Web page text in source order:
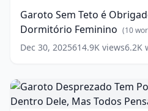
Obrigado
Morar
Em
Um
Feminino
words)
Garoto Sem Teto é
Dormitório Feminino (10
Dec 30, 2025614.9K views6.2K
Garoto
Desprezado
Tem